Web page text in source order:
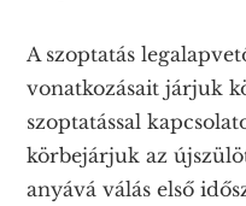
A szoptatás
vonatkozásait járjuk
szoptatással
körbejárjuk az
anyává válás első